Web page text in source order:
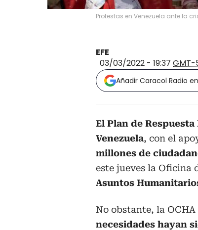
Protestas en Venezuela ante la
EFE
03/03/2022 - 19:37 GMT-
Añadir Caracol Radio
El Plan de
Venezuela, con el
millones de
este jueves la Oficina
Asuntos
No obstante, la
necesidades hayan